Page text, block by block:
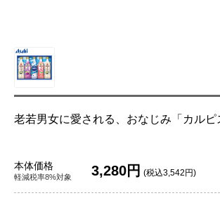
老若男女に愛される、おなじみ「カルピ
本体価格
軽減税率8%対象 3,280円 (税込3,542円)